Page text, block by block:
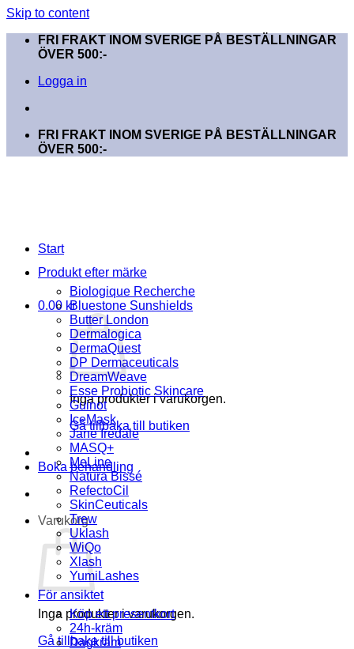
Skip to content
FRI FRAKT INOM SVERIGE PÅ BESTÄLLNINGAR
ÖVER 500:-
Logga in
FRI FRAKT INOM SVERIGE PÅ BESTÄLLNINGAR
ÖVER 500:-
0.00 kr
Inga produkter i varukorgen.
Gå tillbaka till butiken
Boka behandling
Varukorg
Inga produkter i varukorgen.
Gå tillbaka till butiken
Start
Produkt efter märke
Biologique Recherche
Bluestone Sunshields
Butter London
Dermalogica
DermaQuest
DP Dermaceuticals
DreamWeave
Esse Probiotic Skincare
Guinot
IceMask
Jane Iredale
MASQ+
MeLine
Natura Bissé
RefectoCil
SkinCeuticals
Trew
Uklash
WiQo
Xlash
YumiLashes
För ansiktet
Köp ett presentkort
24h-kräm
Dagkräm